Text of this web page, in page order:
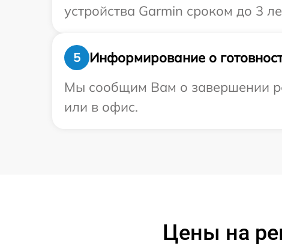
устройства Garmin сроком до 3
5
Информирование о
Мы сообщим Вам о завершении
или в офис.
Цены на